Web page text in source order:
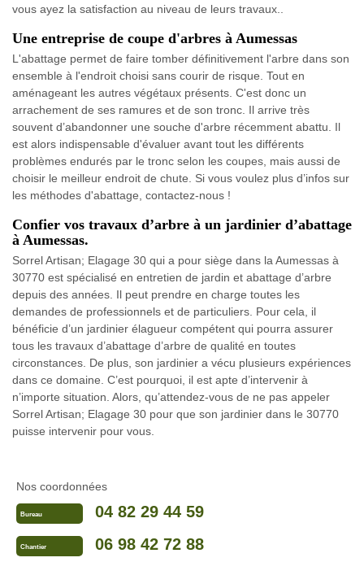
vous ayez la satisfaction au niveau de leurs travaux..
Une entreprise de coupe d'arbres à Aumessas
L'abattage permet de faire tomber définitivement l'arbre dans son
ensemble à l'endroit choisi sans courir de risque. Tout en
aménageant les autres végétaux présents. C'est donc un
arrachement de ses ramures et de son tronc. Il arrive très
souvent d’abandonner une souche d'arbre récemment abattu. Il
est alors indispensable d'évaluer avant tout les différents
problèmes endurés par le tronc selon les coupes, mais aussi de
choisir le meilleur endroit de chute. Si vous voulez plus d’infos sur
les méthodes d'abattage, contactez-nous !
Confier vos travaux d’arbre à un jardinier d’abattage
à Aumessas.
Sorrel Artisan; Elagage 30 qui a pour siège dans la Aumessas à
30770 est spécialisé en entretien de jardin et abattage d’arbre
depuis des années. Il peut prendre en charge toutes les
demandes de professionnels et de particuliers. Pour cela, il
bénéficie d’un jardinier élagueur compétent qui pourra assurer
tous les travaux d’abattage d’arbre de qualité en toutes
circonstances. De plus, son jardinier a vécu plusieurs expériences
dans ce domaine. C’est pourquoi, il est apte d’intervenir à
n’importe situation. Alors, qu’attendez-vous de ne pas appeler
Sorrel Artisan; Elagage 30 pour que son jardinier dans le 30770
puisse intervenir pour vous.
Nos coordonnées
Bureau 04 82 29 44 59
Chantier 06 98 42 72 88